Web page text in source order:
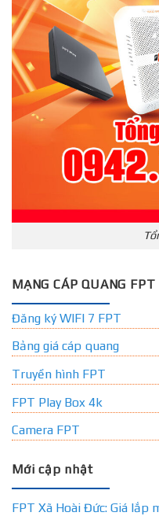
MẠNG CÁP QUANG FPT
Đăng ký WIFI 7 FPT
Bảng giá cáp quang
Truyền hình FPT
FPT Play Box 4k
Camera FPT
Mới cập nhật
FPT Xã Hoài Đức: Giá lắp